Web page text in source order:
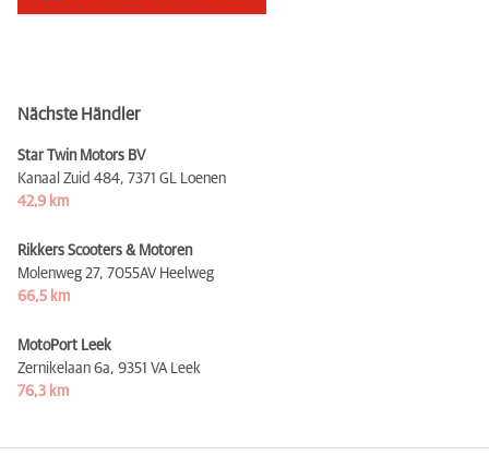
Nächste Händler
Star Twin Motors BV
Kanaal Zuid 484, 7371 GL Loenen
42,9 km
Rikkers Scooters & Motoren
Molenweg 27, 7055AV Heelweg
66,5 km
MotoPort Leek
Zernikelaan 6a, 9351 VA Leek
76,3 km